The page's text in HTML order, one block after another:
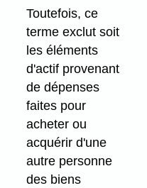
Toutefois, ce
terme exclut soit
les éléments
d'actif provenant
de dépenses
faites pour
acheter ou
acquérir d'une
autre personne
des biens